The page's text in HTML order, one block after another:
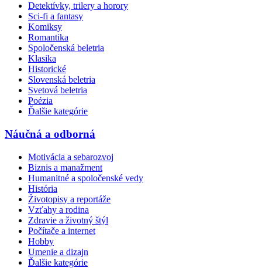
Detektívky, trilery a horory
Sci-fi a fantasy
Komiksy
Romantika
Spoločenská beletria
Klasika
Historické
Slovenská beletria
Svetová beletria
Poézia
Ďalšie kategórie
Náučná a odborná
Motivácia a sebarozvoj
Biznis a manažment
Humanitné a spoločenské vedy
História
Životopisy a reportáže
Vzťahy a rodina
Zdravie a životný štýl
Počítače a internet
Hobby
Umenie a dizajn
Ďalšie kategórie